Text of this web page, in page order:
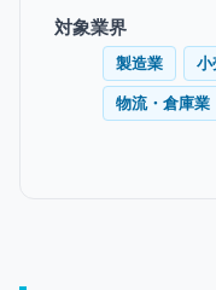
対象業界
製造業 小
物流・倉庫業